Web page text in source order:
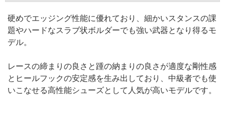
硬めでエッジング性能に優れており、細かいスタンスの課
題やハードなスラブ状ボルダーでも強い武器となり得るモ
デル。
レースの締まりの良さと踵の納まりの良さが適度な剛性感
とヒールフックの安定感を生み出しており、中級者でも使
いこなせる高性能シューズとして人気が高いモデルです。